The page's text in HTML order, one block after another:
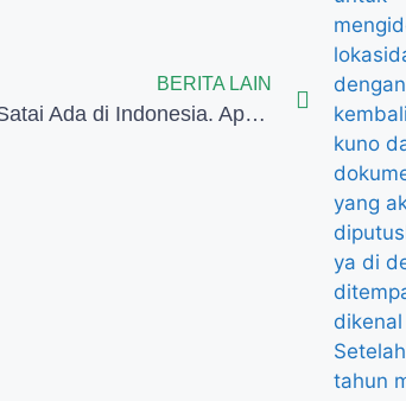
BERITA LAIN
Beragam Satai Ada di Indonesia. Apa Saja? Ini Penjelasannya